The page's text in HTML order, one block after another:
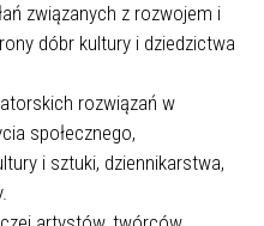
związanych z rozwojem i
dóbr kultury i dziedzictwa
rozwiązań w
społecznego,
i sztuki, dziennikarstwa,